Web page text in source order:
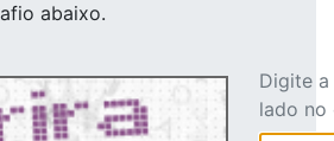
abaixo.
Digite
lado no